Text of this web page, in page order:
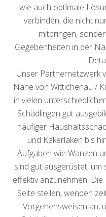
wie auch optimale
verbinden, die nicht
mitbringen,
Gegebenheiten in der
Unser Partnernetzwerk
Nähe von Wittichenau /
in vielen
Schädlingen gut
häufiger
und Kakerlaken bis
Aufgaben wie Wanzen
sind gut ausgerüstet, um
effektiv anzunehmen.
Seite stellen, wenden
Vorgehensweisen an,